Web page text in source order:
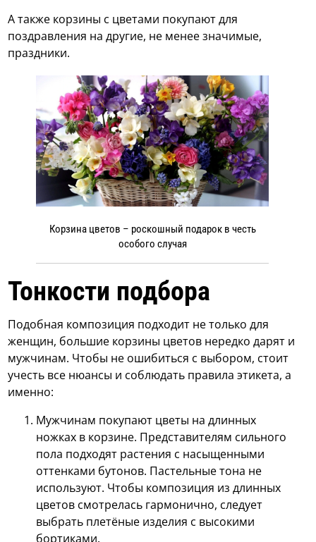
А также корзины с цветами покупают для
поздравления на другие, не менее значимые,
праздники.
Корзина цветов – роскошный подарок в честь
особого случая
Тонкости подбора
Подобная композиция подходит не только для
женщин, большие корзины цветов нередко дарят и
мужчинам. Чтобы не ошибиться с выбором, стоит
учесть все нюансы и соблюдать правила этикета, а
именно:
Мужчинам покупают цветы на длинных
ножках в корзине. Представителям сильного
пола подходят растения с насыщенными
оттенками бутонов. Пастельные тона не
используют. Чтобы композиция из длинных
цветов смотрелась гармонично, следует
выбрать плетёные изделия с высокими
бортиками.